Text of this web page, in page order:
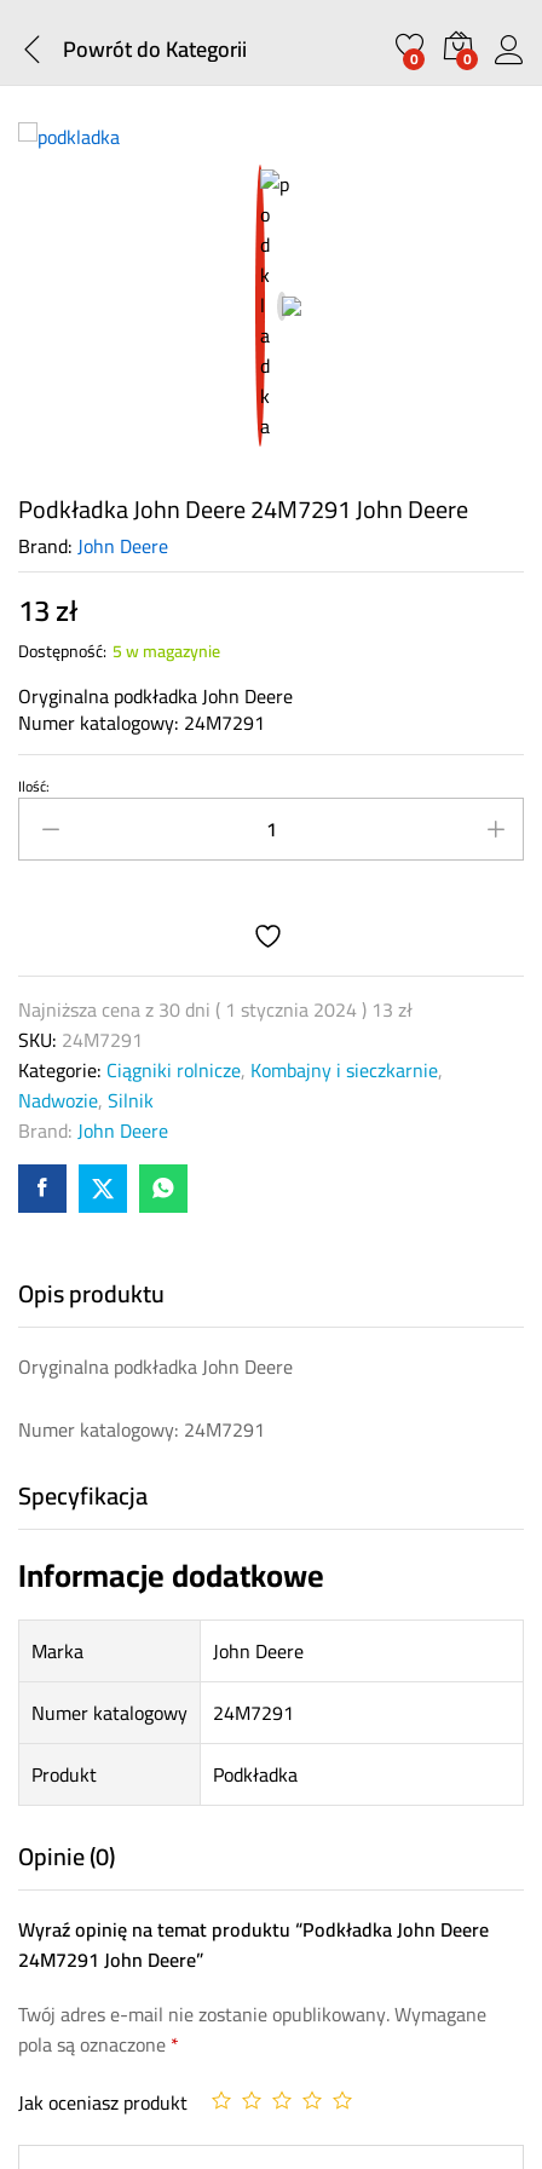
Powrót doKategorii 0 0
Podkładka John Deere 24M7291 John Deere
Brand:John Deere
13zł
Dostępność:5 w magazynie
Oryginalna podkładka John Deere
Numer katalogowy: 24M7291
Podkładka
John
Deere
quantity
Ilość:
Najniższa cena z 30 dni ( 1 stycznia 2024) 13zł
SKU: 24M7291
Kategorie: Ciągniki rolnicze, Kombajny i sieczkarnie,
Nadwozie,Silnik
Brand:John Deere
Opis produktu
Oryginalna podkładka John Deere
Numer katalogowy: 24M7291
Specyfikacja
Informacje dodatkowe
Marka
John Deere
Numer katalogowy
24M7291
Produkt
Podkładka
Opinie (0)
Wyraź opinię na temat produktu “Podkładka John Deere
24M7291 John Deere”
Twój adres e-mail nie zostanie opublikowany.Wymagane
pola są oznaczone*
Jak oceniasz produkt